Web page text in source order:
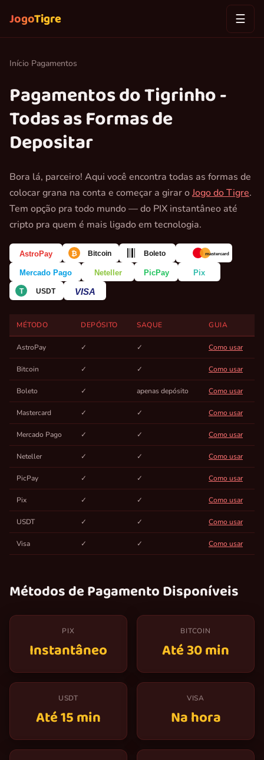
JogoTigre ☰
Início›Pagamentos
Pagamentos do Tigrinho -
Todas as Formas de
Depositar
Bora lá, parceiro! Aqui você encontra todas as formas de
colocar grana na conta e começar a girar oJogo do Tigre.
Tem opção pra todo mundo — do PIX instantâneo até
cripto pra quem é mais ligado em tecnologia.
MÉTODO DEPÓSITO SAQUE GUIA
AstroPay ✓ ✓ Como usar
Bitcoin ✓ ✓ Como usar
Boleto ✓ apenas depósito Como usar
Mastercard ✓ ✓ Como usar
Mercado Pago ✓ ✓ Como usar
Neteller ✓ ✓ Como usar
PicPay ✓ ✓ Como usar
Pix ✓ ✓ Como usar
USDT ✓ ✓ Como usar
Visa ✓ ✓ Como usar
Métodos de Pagamento Disponíveis
PIX
Instantâneo
BITCOIN
Até 30 min
USDT
Até 15 min
VISA
Na hora